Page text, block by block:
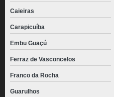
Caieiras
Carapicuíba
Embu Guaçú
Ferraz de Vasconcelos
Franco da Rocha
Guarulhos